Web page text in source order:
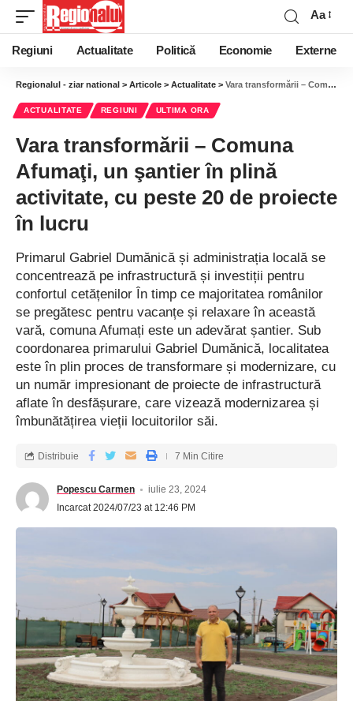
Aa
Regiuni Actualitate Politică Economie Externe
Regionalul - ziar national > Articole > Actualitate > Vara transformării – Comuna Afumaţi, un şantier în plină activitate, cu peste 20 de proiecte în lucru
ACTUALITATE REGIUNI ULTIMA ORA
Vara transformării – Comuna
Afumaţi, un şantier în plină
activitate, cu peste 20 de proiecte
în lucru
Primarul Gabriel Dumănică și administrația locală se
concentrează pe infrastructură și investiții pentru
confortul cetățenilor În timp ce majoritatea românilor
se pregătesc pentru vacanțe și relaxare în această
vară, comuna Afumați este un adevărat șantier. Sub
coordonarea primarului Gabriel Dumănică, localitatea
este în plin proces de transformare și modernizare, cu
un număr impresionant de proiecte de infrastructură
aflate în desfășurare, care vizează modernizarea și
îmbunătățirea vieții locuitorilor săi.
Popescu Carmen
iulie 23, 2024
Incarcat 2024/07/23 at 12:46 PM
Distribuie 7 Min Citire